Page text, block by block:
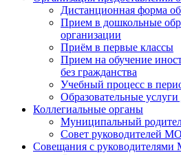
Дистанционная форма
Прием в дошкольные
организации
Приём в первые классы
Прием на обучение
без гражданства
Учебный процесс в
Образовательные
Коллегиальные органы
Муниципальный
Совет руководителей
Совещания с